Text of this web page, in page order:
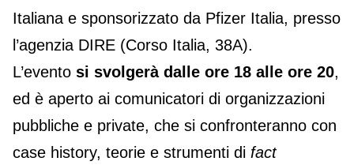
Italiana e sponsorizzato da Pfizer Italia, presso
l’agenzia DIRE (Corso Italia, 38A).
L’evento si svolgerà dalle ore 18 alle ore 20,
ed è aperto ai comunicatori di organizzazioni
pubbliche e private, che si confronteranno con
case history, teorie e strumenti di fact